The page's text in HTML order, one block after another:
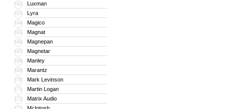
162 Luxman
163 Lyra
164 Magico
165 Magnat
166 Magnepan
167 Magnetar
168 Manley
169 Marantz
170 Mark Levinson
171 Martin Logan
172 Matrix Audio